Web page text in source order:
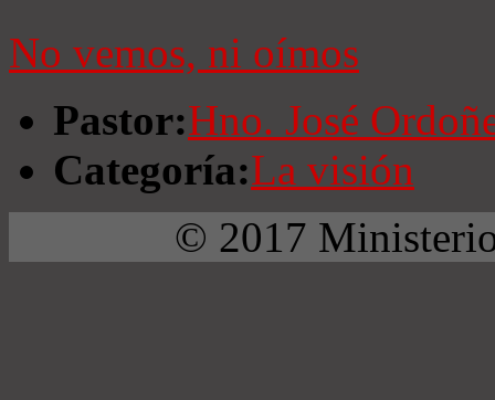
No vemos, ni oímos
Pastor:Hno. José
Categoría:La visión
© 2017